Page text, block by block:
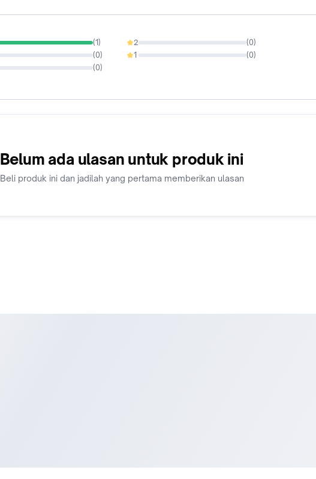
(1)
(0)
(0)
2 (0)
0%
1 (0)
0%
Belum ada ulasan untuk produk ini
Beli produk ini dan jadilah yang pertama memberikan ulasan